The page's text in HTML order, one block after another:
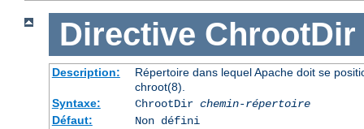
Directive ChrootDir
Description:
Répertoire dans lequel Apache doit se
chroot(8).
Syntaxe:
ChrootDir chemin-répertoire
Défaut:
Non défini